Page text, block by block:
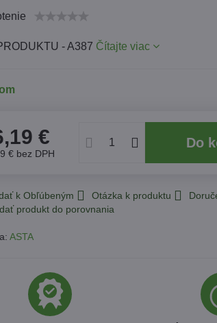
- A387 Čítajte viac
€
€ bez DPH
Do
k Obľúbeným Otázka k produktu
ASTA